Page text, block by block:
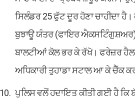
ਸਿਲੰਡਰ 25 ਫੁੱਟ ਦੂਰ ਹੋਣਾ ਚਾਹੀਦਾ
ਬੁਝਾਊ ਯੰਤਰ (ਫਾਇਰ
ਬਾਲਟੀਆਂ ਕੋਲ ਭਰ ਕੇ ਰੱਖੋ। ਫਰੇਜ਼ਰ
ਅਧਿਕਾਰੀ ਤੁਹਾਡਾ ਸਟਾਲ ਆ ਕੇ ਚੈੱਕ
ਪੁਲਿਸ ਵਲੋਂ ਹਦਾਇਤ ਕੀਤੀ ਗਈ ਹੈ